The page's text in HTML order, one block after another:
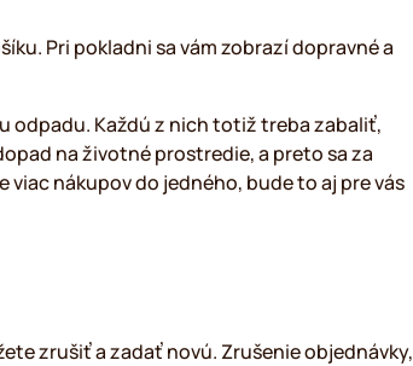
Pri pokladni sa vám zobrazí dopravné a
odpadu. Každú z nich totiž treba zabaliť,
na životné prostredie, a preto sa za
nákupov do jedného, bude to aj pre vás
zrušiť a zadať novú. Zrušenie objednávky,